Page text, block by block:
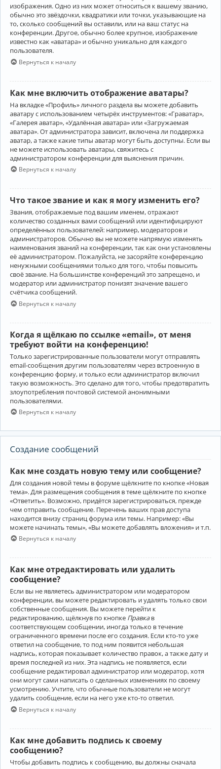
изображения. Одно из них может относиться к вашему званию,
обычно это звёздочки, квадратики или точки, указывающие на
то, сколько сообщений вы оставили, или на ваш статус на
конференции. Другое, обычно более крупное, изображение
известно как «аватара» и обычно уникально для каждого
пользователя.
Вернуться к началу
Как мне включить отображение аватары?
На вкладке «Профиль» личного раздела вы можете добавить
аватару с использованием четырёх инструментов: «Граватар»,
«Галерея аватар», «Удалённая аватара» или «Загружаемая
аватара». От администратора зависит, включена ли поддержка
аватар, а также какие типы аватар могут быть доступны. Если вы
не можете использовать аватары, свяжитесь с
администратором конференции для выяснения причин.
Вернуться к началу
Что такое звание и как я могу изменить его?
Звания, отображаемые под вашим именем, отражают
количество созданных вами сообщений или идентифицируют
определённых пользователей: например, модераторов и
администраторов. Обычно вы не можете напрямую изменять
наименования званий на конференции, так как они установлены
её администратором. Пожалуйста, не засоряйте конференцию
ненужными сообщениями только для того, чтобы повысить
своё звание. На большинстве конференций это запрещено, и
модератор или администратор понизят значение вашего
счётчика сообщений.
Вернуться к началу
Когда я щёлкаю по ссылке «email», от меня
требуют войти на конференцию!
Только зарегистрированные пользователи могут отправлять
email-сообщения другим пользователям через встроенную в
конференцию форму, и только если администратор включил
такую возможность. Это сделано для того, чтобы предотвратить
злоупотребления почтовой системой анонимными
пользователями.
Вернуться к началу
Создание сообщений
Как мне создать новую тему или сообщение?
Для создания новой темы в форуме щёлкните по кнопке «Новая
тема». Для размещения сообщения в теме щёлкните по кнопке
«Ответить». Возможно, придётся зарегистрироваться, прежде
чем отправить сообщение. Перечень ваших прав доступа
находится внизу страниц форума или темы. Например: «Вы
можете начинать темы», «Вы можете добавлять вложения» и т.п.
Вернуться к началу
Как мне отредактировать или удалить
сообщение?
Если вы не являетесь администратором или модератором
конференции, вы можете редактировать и удалять только свои
собственные сообщения. Вы можете перейти к
редактированию, щёлкнув по кнопке Правкав
соответствующем сообщении, иногда только в течение
ограниченного времени после его создания. Если кто-то уже
ответил на сообщение, то под ним появится небольшая
надпись, которая показывает количество правок, а также дату и
время последней из них. Эта надпись не появляется, если
сообщение редактировал администратор или модератор, хотя
они могут сами написать о сделанных изменениях по своему
усмотрению. Учтите, что обычные пользователи не могут
удалить сообщение, если на него уже кто-то ответил.
Вернуться к началу
Как мне добавить подпись к своему
сообщению?
Чтобы добавить подпись к сообщению, вы должны сначала